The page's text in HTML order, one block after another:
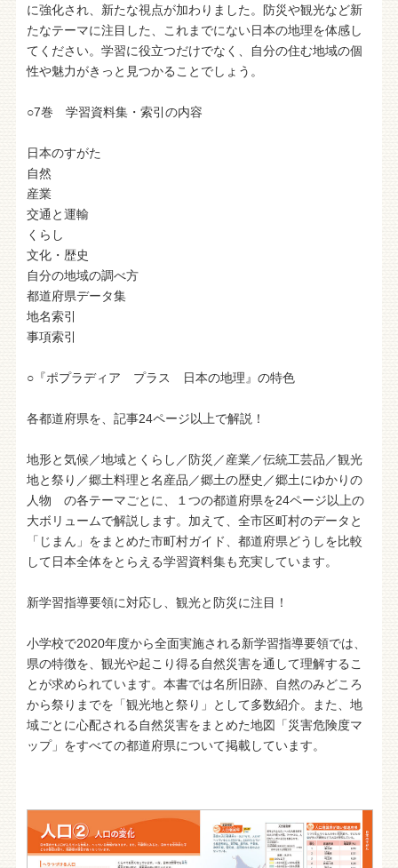
に強化され、新たな視点が加わりました。防災や観光など新
たなテーマに注目した、これまでにない日本の地理を体感し
てください。学習に役立つだけでなく、自分の住む地域の個
性や魅力がきっと見つかることでしょう。
○7巻 学習資料集・索引の内容
日本のすがた
自然
産業
交通と運輸
くらし
文化・歴史
自分の地域の調べ方
都道府県データ集
地名索引
事項索引
○『ポプラディア プラス 日本の地理』の特色
各都道府県を、記事24ページ以上で解説！
地形と気候／地域とくらし／防災／産業／伝統工芸品／観光
地と祭り／郷土料理と名産品／郷土の歴史／郷土にゆかりの
人物 の各テーマごとに、１つの都道府県を24ページ以上の
大ボリュームで解説します。加えて、全市区町村のデータと
「じまん」をまとめた市町村ガイド、都道府県どうしを比較
して日本全体をとらえる学習資料集も充実しています。
新学習指導要領に対応し、観光と防災に注目！
小学校で2020年度から全面実施される新学習指導要領では、
県の特徴を、観光や起こり得る自然災害を通して理解するこ
とが求められています。本書では名所旧跡、自然のみどころ
から祭りまでを「観光地と祭り」として多数紹介。また、地
域ごとに心配される自然災害をまとめた地図「災害危険度マ
ップ」をすべての都道府県について掲載しています。